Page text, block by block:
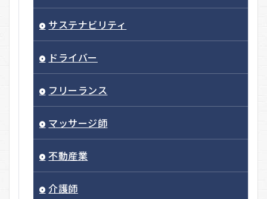
サステナビリティ
ドライバー
フリーランス
マッサージ師
不動産業
介護師